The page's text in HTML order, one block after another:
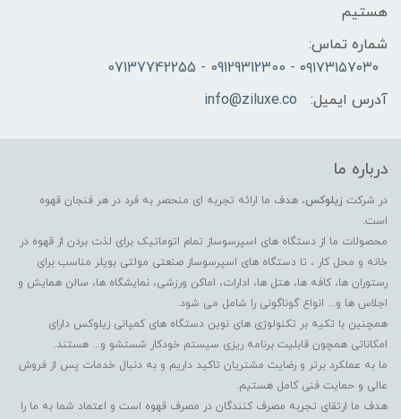
هستیم
شماره تماس:
۰۹۱۷۳۱۵۷۰۳۰ - 09129312300 - 07137742255
آدرس ایمیل:
info@ziluxe.co
درباره ما
در شرکت زیلوکس، هدف ما ارائه تجربه ای منحصر به فرد در هر فنجان قهوه
است.
محصولات ما از دستگاه های اسپرسوساز تمام اتوماتیک برای لذت بردن از قهوه در
خانه و محل کار ، تا دستگاه های اسپرسوساز صنعتی مولتی بویلر مناسب برای
رستوران ها، کافه ها، هتل ها، ادارات، اماکن ورزشی، نمایشگاه ها، سالن همایش و
اجلاس ها و... انواع گوناگونی را شامل می شود.
همچنین با تکیه بر تکنولوژی های نوین دستگاه های کمپانی زیلوکس دارای
امکاناتی همچون قابلیت برنامه ریزی سیستم خودکار شستشو و... هستند.
ما به عملکرد برتر و رضایت مشتریان تاکید داریم و به دنبال خدمات پس از فروش
عالی و حمایت فنی کامل هستیم.
هدف ما ارتقای تجربه مصرف کنندگان در مصرف قهوه است و اعتماد شما به ما را